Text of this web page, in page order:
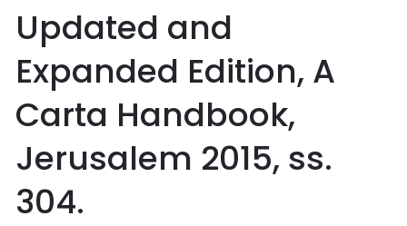
Updated and
Expanded Edition, A
Carta Handbook,
Jerusalem 2015, ss.
304.